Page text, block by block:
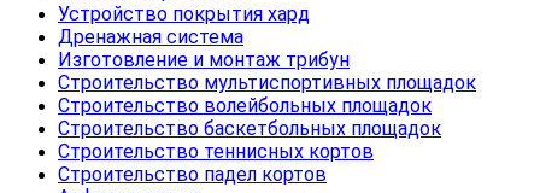
Устройство покрытия хард
Дренажная система
Изготовление и монтаж трибун
Строительство мультиспортивных площадок
Строительство волейбольных площадок
Строительство баскетбольных площадок
Строительство теннисных кортов
Строительство падел кортов